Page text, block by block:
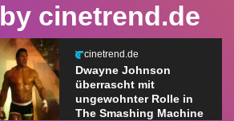
by cinetrend.de
cinetrend.de
Dwayne Johnson
überrascht mit
ungewohnter Rolle in
The Smashing Machine